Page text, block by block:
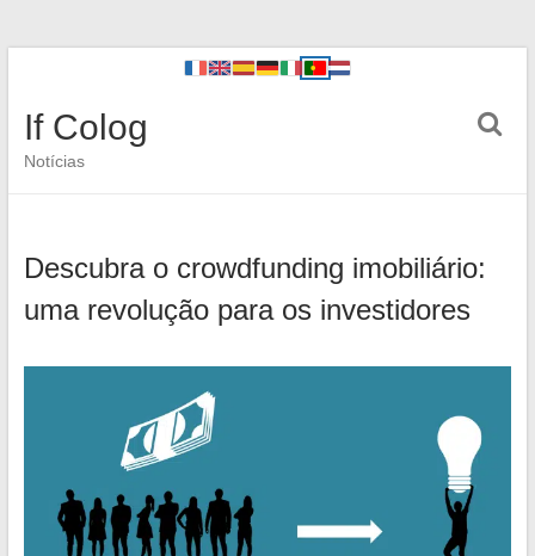
If Colog
Notícias
Descubra o crowdfunding imobiliário:
uma revolução para os investidores